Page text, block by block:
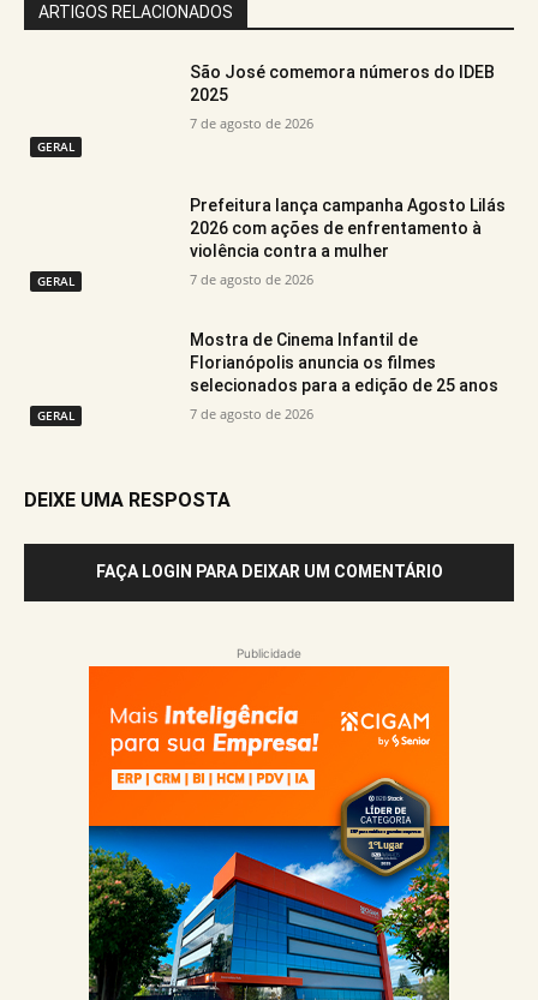
ARTIGOS RELACIONADOS
GERAL
São José comemora números do IDEB
2025
7 de agosto de 2026
GERAL
Prefeitura lança campanha Agosto Lilás
2026 com ações de enfrentamento à
violência contra a mulher
7 de agosto de 2026
GERAL
Mostra de Cinema Infantil de
Florianópolis anuncia os filmes
selecionados para a edição de 25 anos
7 de agosto de 2026
DEIXE UMA RESPOSTA
FAÇA LOGIN PARA DEIXAR UM COMENTÁRIO
Publicidade